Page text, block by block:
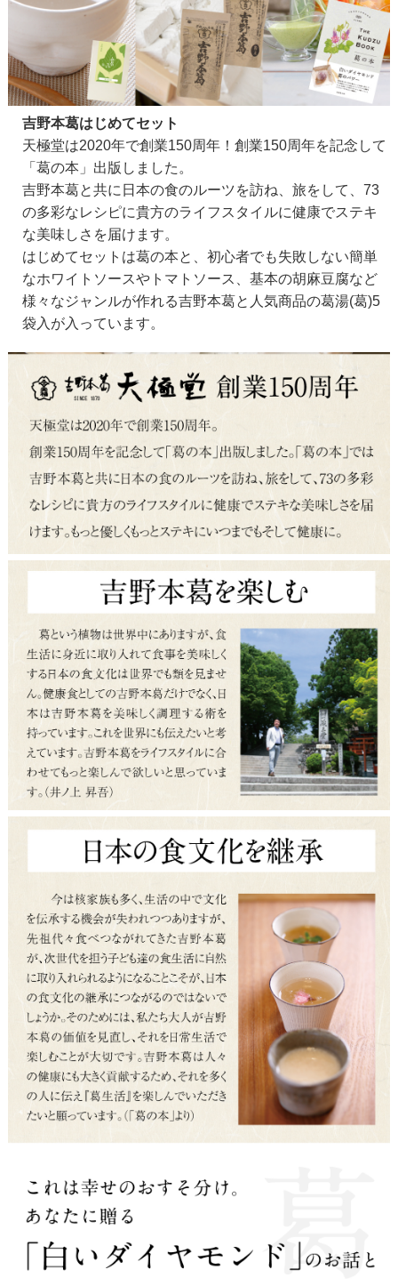
吉野本葛はじめてセット
天極堂は2020年で創業150周年！創業150周年を記念して
「葛の本」出版しました。
吉野本葛と共に日本の食のルーツを訪ね、旅をして、73
の多彩なレシピに貴方のライフスタイルに健康でステキ
な美味しさを届けます。
はじめてセットは葛の本と、初心者でも失敗しない簡単
なホワイトソースやトマトソース、基本の胡麻豆腐など
様々なジャンルが作れる吉野本葛と人気商品の葛湯(葛)5
袋入が入っています。